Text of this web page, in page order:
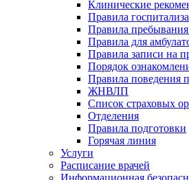
Клинические
Правила
Правила
Правила для
Правила записи на
Порядок
Правила поведения
ЖНВЛП
Список страховых
Отделения
Правила подготовки
Горячая линия
Услуги
Расписание врачей
Информационная